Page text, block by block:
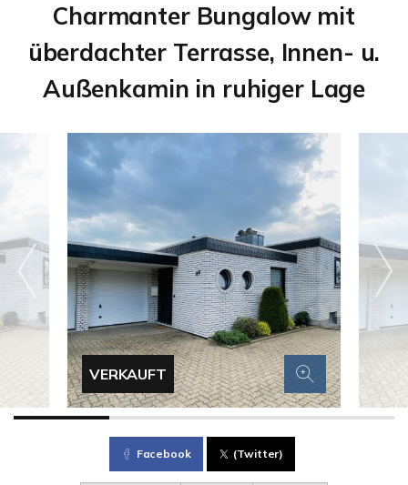
Charmanter Bungalow mit
überdachter Terrasse, Innen- u.
Außenkamin in ruhiger Lage
VERKAUFT
Facebook (Twitter)